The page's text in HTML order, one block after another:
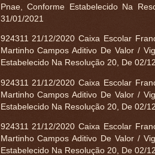
Pnae, Conforme Estabelecido Na
31/01/2021
924311 21/12/2020 Caixa Escolar
Martinho Campos Aditivo De Valor /
Estabelecido Na Resolução 20, De 02/
924311 21/12/2020 Caixa Escolar
Martinho Campos Aditivo De Valor /
Estabelecido Na Resolução 20, De 02/
924311 21/12/2020 Caixa Escolar
Martinho Campos Aditivo De Valor /
Estabelecido Na Resolução 20, De 02/